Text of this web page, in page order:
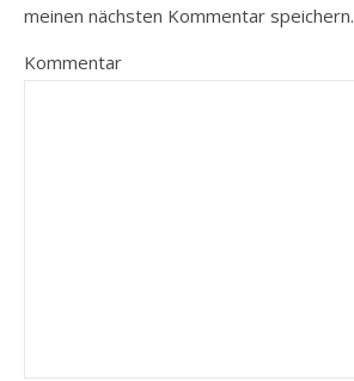
meinen nächsten Kommentar speichern.
Kommentar